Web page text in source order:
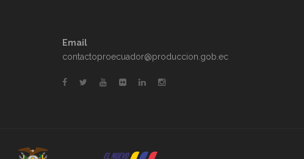
Email
contactoproecuador@produccion.gob.ec